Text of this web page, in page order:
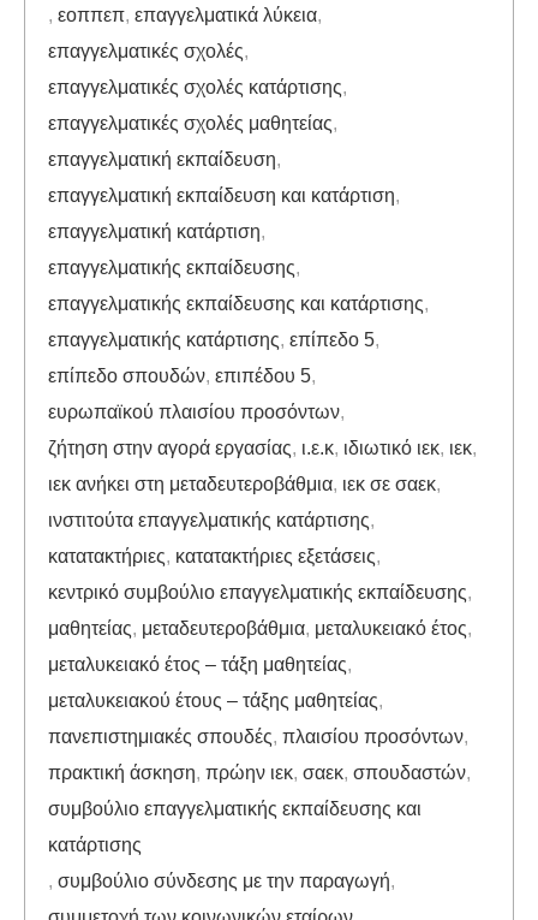
, εοππεπ, επαγγελματικά λύκεια,
επαγγελματικές σχολές,
επαγγελματικές σχολές κατάρτισης,
επαγγελματικές σχολές μαθητείας,
επαγγελματική εκπαίδευση,
επαγγελματική εκπαίδευση και κατάρτιση,
επαγγελματική κατάρτιση,
επαγγελματικής εκπαίδευσης,
επαγγελματικής εκπαίδευσης και κατάρτισης,
επαγγελματικής κατάρτισης, επίπεδο 5,
επίπεδο σπουδών, επιπέδου 5,
ευρωπαϊκού πλαισίου προσόντων,
ζήτηση στην αγορά εργασίας, ι.ε.κ, ιδιωτικό ιεκ, ιεκ,
ιεκ ανήκει στη μεταδευτεροβάθμια, ιεκ σε σαεκ,
ινστιτούτα επαγγελματικής κατάρτισης,
κατατακτήριες, κατατακτήριες εξετάσεις,
κεντρικό συμβούλιο επαγγελματικής εκπαίδευσης,
μαθητείας, μεταδευτεροβάθμια, μεταλυκειακό έτος,
μεταλυκειακό έτος – τάξη μαθητείας,
μεταλυκειακού έτους – τάξης μαθητείας,
πανεπιστημιακές σπουδές, πλαισίου προσόντων,
πρακτική άσκηση, πρώην ιεκ, σαεκ, σπουδαστών,
συμβούλιο επαγγελματικής εκπαίδευσης και
κατάρτισης
, συμβούλιο σύνδεσης με την παραγωγή,